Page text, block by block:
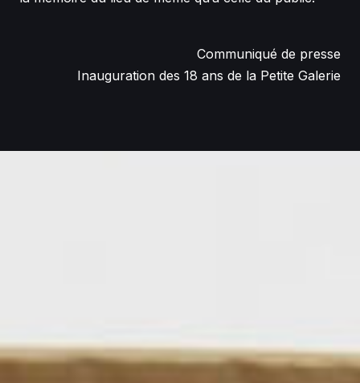
Communiqué de presse
Inauguration des 18 ans de la Petite Galerie